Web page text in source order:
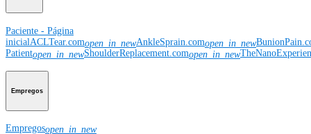
Paciente - Página
inicialACLTear.comopen_in_newAnkleSprain.comopen_in_new
Patientopen_in_newShoulderReplacement.comopen_in_new
Empregos
Empregosopen_in_new